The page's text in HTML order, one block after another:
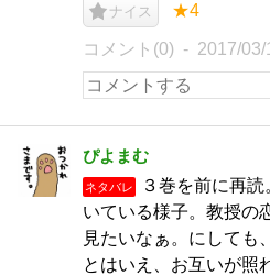
ナイス ★4
コメント(0) 2017/03/
ぴよまむ
ネタバレ
３巻を前に再
いている様子。教授の
見たいなぁ。にしても
とはいえ、お互いが照